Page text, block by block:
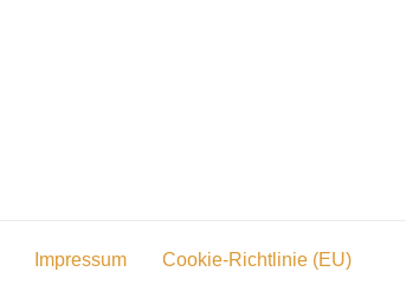
Impressum Cookie-Richtlinie (EU)